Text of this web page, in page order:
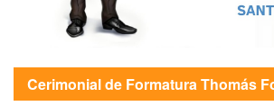
Cerimonial de Formatura Thomás